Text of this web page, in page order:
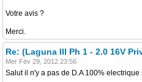
Votre avis ?
Merci.
Re: (Laguna III Ph 1 - 2.0 16V
Mer Fév 29, 2012 23:56
Salut il n'y a pas de D.A 100%